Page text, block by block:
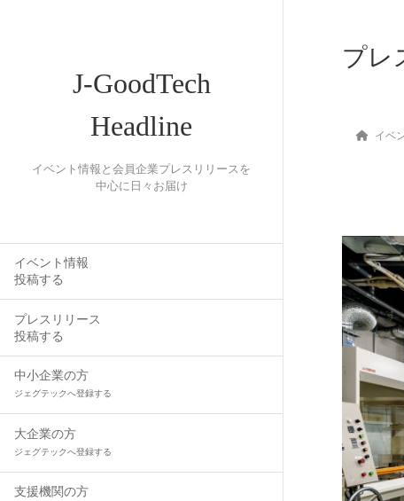
J-GoodTech
Headline
イベント情報と会員企業プレスリリースを
中心に日々お届け
イベント情報
投稿する
プレスリリース
投稿する
中小企業の方
ジェグテックへ登録する
大企業の方
ジェグテックへ登録する
支援機関の方
プレ
イベ